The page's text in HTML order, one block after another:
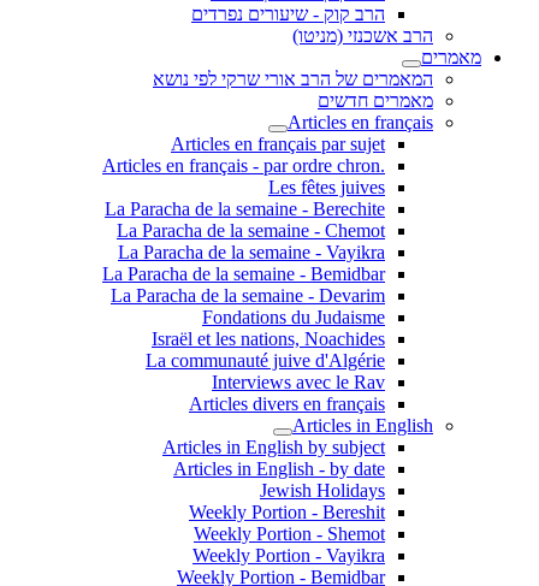
הרב קוק - שיעורים נפרדים
הרב אשכנזי (מניטו)
מאמרים
המאמרים של הרב אורי שרקי לפי נושא
מאמרים חדשים
Articles en français
Articles en français par sujet
.Articles en français - par ordre chron
Les fêtes juives
La Paracha de la semaine - Berechite
La Paracha de la semaine - Chemot
La Paracha de la semaine - Vayikra
La Paracha de la semaine - Bemidbar
La Paracha de la semaine - Devarim
Fondations du Judaisme
Israël et les nations, Noachides
La communauté juive d'Algérie
Interviews avec le Rav
Articles divers en français
Articles in English
Articles in English by subject
Articles in English - by date
Jewish Holidays
Weekly Portion - Bereshit
Weekly Portion - Shemot
Weekly Portion - Vayikra
Weekly Portion - Bemidbar